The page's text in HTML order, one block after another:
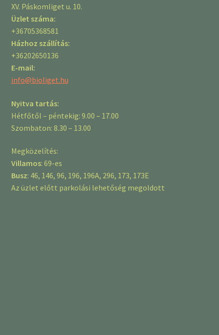
XV. Páskomliget u. 10.
Üzlet száma:
+36705368581
Házhoz szállítás:
+36202650136
E-mail:
info@bioliget.hu
Nyitva tartás:
Hétfőtől – péntekig: 9.00 – 17.00
Szombaton: 8.30 – 13.00
Megközelítés:
Villamos: 69-es
Busz: 46, 146, 96, 196, 196A, 296, 173, 173E
Az üzlet előtt parkolási lehetőség megoldott